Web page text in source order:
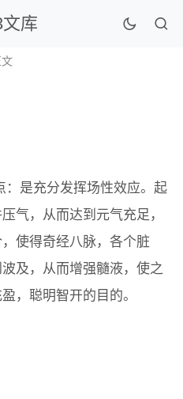
库
：是充分发挥场性效应。起
气，从而达到元气充足，
使得奇经八脉，各个脏
及，从而增强髓液，使之
，聪明智开的目的。